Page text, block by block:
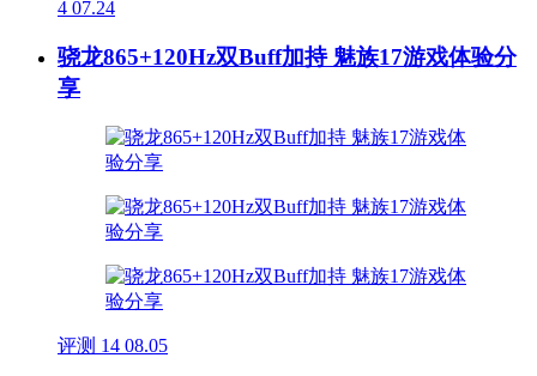
4 07.24
骁龙865+120Hz双Buff加持 魅族17游戏体验分
享
评测 14 08.05